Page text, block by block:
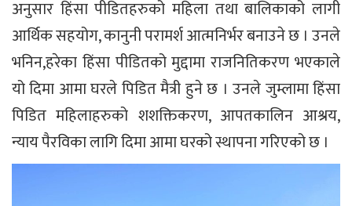
अनुसार हिंसा पीडितहरुको महिला तथा बालिकाको लागी
आर्थिक सहयोग, कानुनी परामर्श आत्मनिर्भर बनाउने छ । उनले
भनिन,हरेका हिंसा पीडितको मुद्दामा राजनितिकरण भएकाले
यो दिमा आमा घरले पिडित मैत्री हुने छ । उनले जुम्लामा हिंसा
पिडित महिलाहरुको शशक्तिकरण, आपतकालिन आश्रय,
न्याय पैरविका लागि दिमा आमा घरको स्थापना गरिएको छ ।